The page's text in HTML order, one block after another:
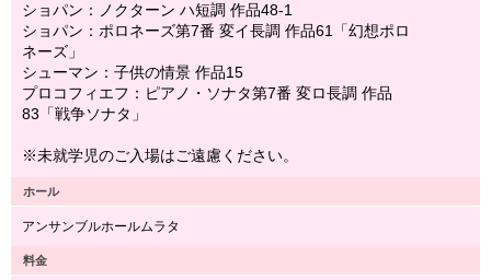
ショパン：ノクターン ハ短調 作品48-1
ショパン：ポロネーズ第7番 変イ長調 作品61「幻想ポロ
ネーズ」
シューマン：子供の情景 作品15
プロコフィエフ：ピアノ・ソナタ第7番 変ロ長調 作品
83「戦争ソナタ」
※未就学児のご入場はご遠慮ください。
ホール
アンサンブルホールムラタ
料金